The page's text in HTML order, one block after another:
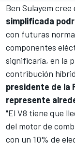
Ben Sulayem cree
simplificada
con futuras
componentes
significaría, en la
contribución
presidente de la
represente
"El V8 tiene que
del motor de
con un 10% de